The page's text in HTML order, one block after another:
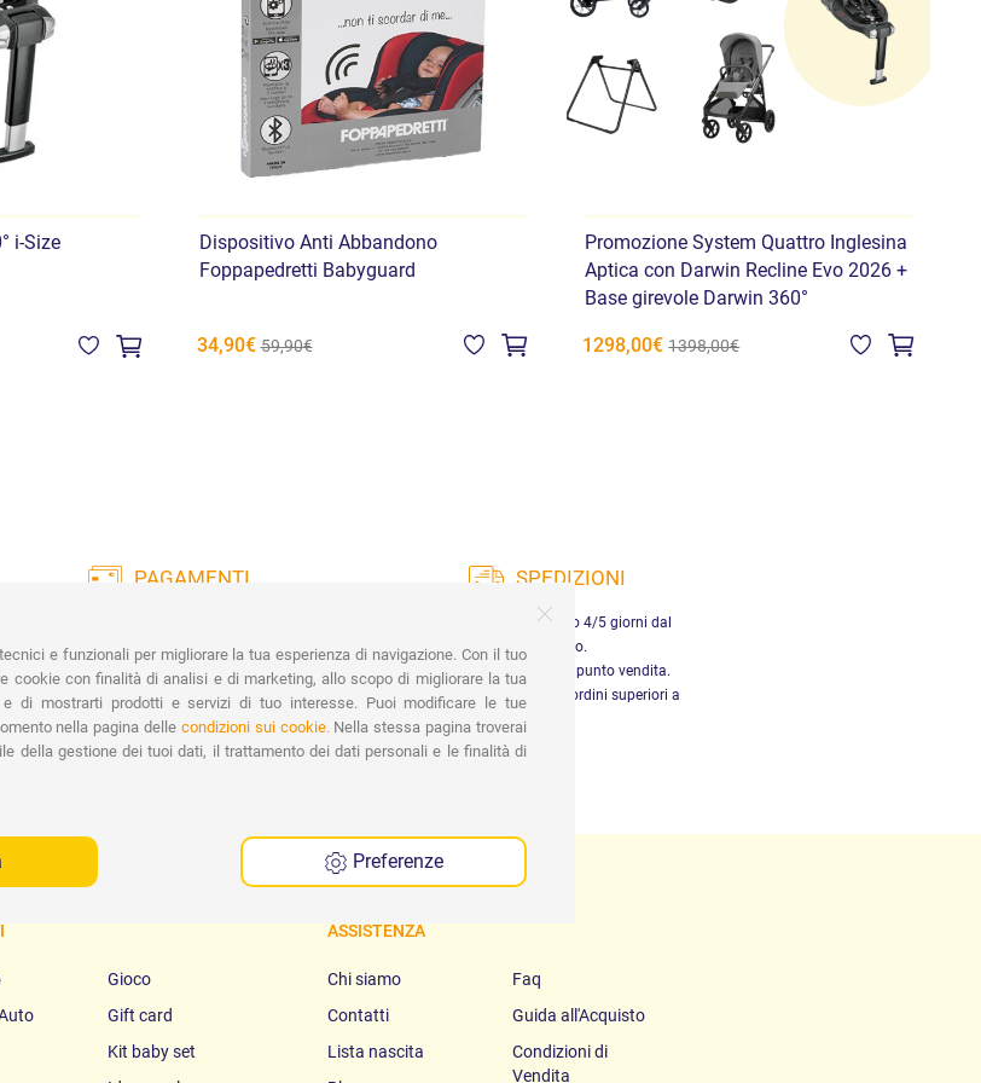
i-Size
Dispositivo Anti Abbandono
Foppapedretti Babyguard
34,90€ 59,90€
Promozione System Quattro Inglesina
Aptica con Darwin Recline Evo 2026 +
Base girevole Darwin 360°
1298,00€ 1398,00€
PAGAMENTI
Carte di Credito, Bonifico, PayPal e
Contrassegno.
SPEDIZIONI
Consegna in Italia entro 4/5 giorni dal
pagamento.
Ritiro gratuito presso il punto vendita.
Spedizione gratuita per ordini superiori a
29,90 €
Gioco
Gift card
Kit baby set
ASSISTENZA
Chi siamo
Contatti
Lista nascita
Faq
Guida all'Acquisto
Condizioni di
Vendita
e funzionali per migliorare la tua esperienza di navigazione. Con il tuo
cookie con finalità di analisi e di marketing, allo scopo di migliorare la tua
e di mostrarti prodotti e servizi di tuo interesse. Puoi modificare le tue
nella pagina delle condizioni sui cookie.Nella stessa pagina troverai
della gestione dei tuoi dati, il trattamento dei dati personali e le finalità di
Preferenze